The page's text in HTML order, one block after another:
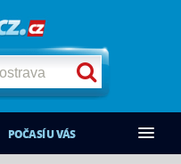
POČASÍ U VÁS